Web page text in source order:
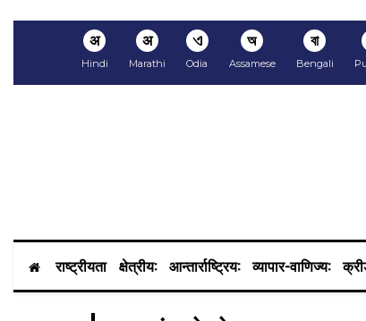
अ
Hindi
अ
Marathi
ଏ
Odia
অ
Assamese
বা
Bengali
राष्ट्रीयता क्षेत्रीय: आन्तार्राष्ट्रिय: व्यापार-वाणिज्य: